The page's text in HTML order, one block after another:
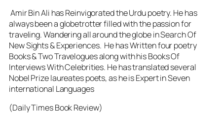
Amir Bin Ali has Reinvigorated the Urdu poetry. He has
always been a globetrotter filled with the passion for
traveling. Wandering all around the globe in Search Of
New Sights & Experiences. He has Written four poetry
Books & Two Travelogues along with his Books Of
Interviews With Celebrities. He has translated several
Nobel Prize laureates poets, as he is Expert in Seven
international Languages
(Daily Times Book Review)